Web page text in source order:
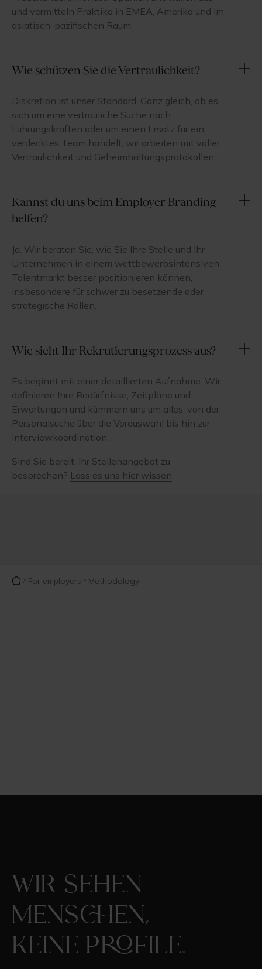
und vermitteln Praktika in EMEA, Amerika und im
asiatisch-pazifischen Raum.
Wie schützen Sie die Vertraulichkeit?
Diskretion ist unser Standard. Ganz gleich, ob es
sich um eine vertrauliche Suche nach
Führungskräften oder um einen Ersatz für ein
verdecktes Team handelt, wir arbeiten mit voller
Vertraulichkeit und Geheimhaltungsprotokollen.
Kannst du uns beim Employer Branding
helfen?
Ja. Wir beraten Sie, wie Sie Ihre Stelle und Ihr
Unternehmen in einem wettbewerbsintensiven
Talentmarkt besser positionieren können,
insbesondere für schwer zu besetzende oder
strategische Rollen.
Wie sieht Ihr Rekrutierungsprozess aus?
Es beginnt mit einer detaillierten Aufnahme. Wir
definieren Ihre Bedürfnisse, Zeitpläne und
Erwartungen und kümmern uns um alles, von der
Personalsuche über die Vorauswahl bis hin zur
Interviewkoordination.
Sind Sie bereit, Ihr Stellenangebot zu
besprechen? Lass es uns hier wissen
For employers Methodology
Wir sehen
Menschen,
keine Profile.